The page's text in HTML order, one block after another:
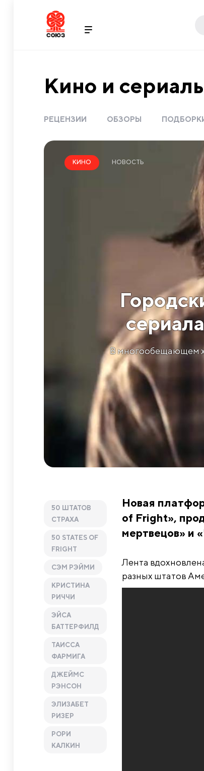
Кино и
РЕЦЕНЗИИ ОБЗОРЫ
В многообещающем
КИНО НОВОСТЬ
50 ШТАТОВ
СТРАХА
50 STATES OF
FRIGHT
СЭМ РЭЙМИ
КРИСТИНА
РИЧЧИ
ЭЙСА
БАТТЕРФИЛД
ТАИССА
ФАРМИГА
ДЖЕЙМС
РЭНСОН
ЭЛИЗАБЕТ
РИЗЕР
РОРИ
КАЛКИН
Новая
of Fright»,
мертвецов» и
Лента
разных штатов